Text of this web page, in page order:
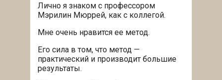
Лично я знаком с профессором
Мэрилин Мюррей, как с коллегой.
Мне очень нравится ее метод.
Его сила в том, что метод —
практический и производит большие
результаты.